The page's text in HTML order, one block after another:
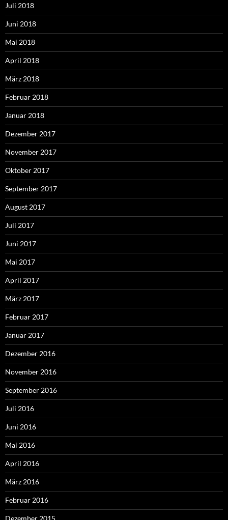
Juli 2018
Juni 2018
Mai 2018
April 2018
März 2018
Februar 2018
Januar 2018
Dezember 2017
November 2017
Oktober 2017
September 2017
August 2017
Juli 2017
Juni 2017
Mai 2017
April 2017
März 2017
Februar 2017
Januar 2017
Dezember 2016
November 2016
September 2016
Juli 2016
Juni 2016
Mai 2016
April 2016
März 2016
Februar 2016
Dezember 2015